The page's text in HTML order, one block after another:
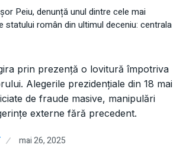
Peiu, denunță unul dintre cele mai
statului român din ultimul deceniu: centrala
mai 26, 2025